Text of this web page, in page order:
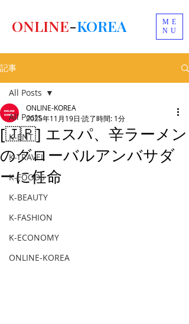
ME
NU
ONLINE-KOREA
記事
All Posts
K-ENT
K-TRAVEL
K-FOODS
K-BEAUTY
K-FASHION
K-ECONOMY
ONLINE-KOREA
All Posts
[🇯🇵] エスパ、辛ラーメン
のグローバルアンバサダ
ーに任命
ONLINE-KOREA
2025年11月19日 読了時間: 1分